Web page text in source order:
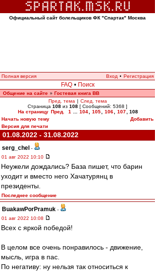
Официальный сайт болельщиков ФК "Спартак" Москва
Полная версия Вход • Регистрация
FAQ • Поиск
Общение на сайте » Гостевая книга ВВ
Пред. тема | След. тема
Страница 108 из 108 [ Сообщений: 5368 ]
На страницу Пред. 1 104 105 106 107
108
Начать новую тему
Добавить
Версия для печати
01.08.2022 - 31.08.2022
serg_chel -
01 авг 2022 10:10
Неужели дождались? База пишет, что барин
уходит и вместо него Хачатурянц в
президенты.
Последнее сообщение
BuakawPorPramuk -
01 авг 2022 10:08
Всех с яркой победой!
В целом все очень понравилось - движение,
мысль, игра в пас.
По негативу: ну нельзя так относиться к